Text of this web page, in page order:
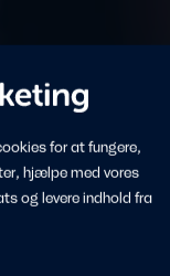
for at fungere,
hjælpe med vores
og levere indhold fra